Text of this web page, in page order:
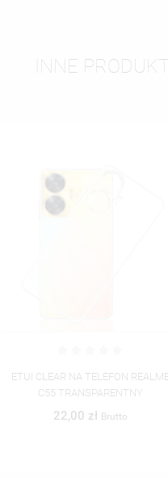
INNE
ETUI ANTI-SHOCK NA TELEFON
REALME C55 TRANSPARENTNY
35,00 zł Brutto